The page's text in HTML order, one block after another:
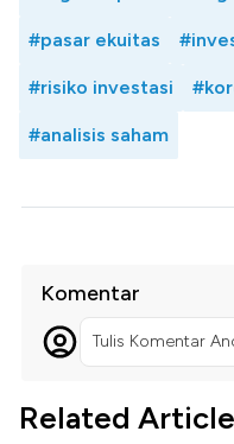
#pasar ekuitas
#risiko investasi
#analisis saham
Komentar
Tulis Komentar
Related